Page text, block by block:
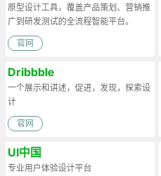
原型设计工具，覆盖产品策划、营销推
广到研发测试的全流程智能平台。
官网
Dribbble
一个展示和讲述，促进，发现，探索设
计
官网
UI中国
专业用户体验设计平台